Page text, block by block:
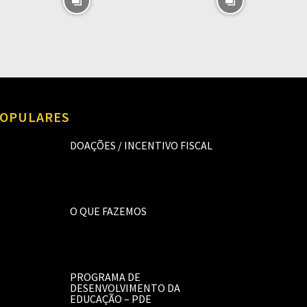
DOAÇÕES / INCENTIVO FISCAL
O QUE FAZEMOS
PROGRAMA DE
DESENVOLVIMENTO DA
EDUCAÇÃO – PDE